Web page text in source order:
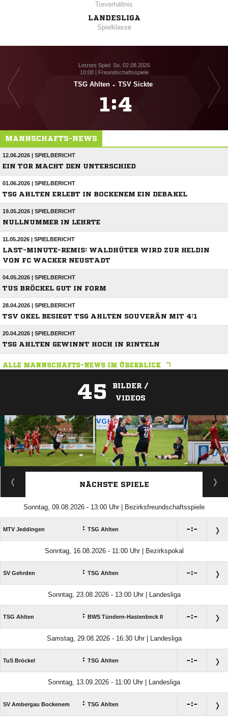
Torverhältnis
LANDESLIGA
Spielklasse
Letztes Spiel: So, 02.08.2026
10:00 | Freundschaftsspiele
TSG Ahlten - TSV Sickte
:
MANNSCHAFTS-NEWS
12.06.2026 | SPIELBERICHT
EIN TOR MACHT DEN UNTERSCHIED
01.06.2026 | SPIELBERICHT
TSG AHLTEN ERLEBT IN BOCKENEM EIN DEBAKEL
19.05.2026 | SPIELBERICHT
NULLNUMMER IN LEHRTE
11.05.2026 | SPIELBERICHT
LAST-MINUTE-REMIS: WALDHÜTER WIRD ZUR HELDIN
VON FC WACKER NEUSTADT
04.05.2026 | SPIELBERICHT
TUS BRÖCKEL GUT IN FORM
28.04.2026 | SPIELBERICHT
TSV OKEL BESIEGT TSG AHLTEN SOUVERÄN MIT 4:1
20.04.2026 | SPIELBERICHT
TSG AHLTEN GEWINNT HOCH IN RINTELN
ALLE MANNSCHAFTS-NEWS IM ÜBERBLICK
45
BILDER /
VIDEOS
ANZEIGE
NÄCHSTE SPIELE
Sonntag, 09.08.2026 - 13:00 Uhr | Bezirksfreundschaftsspiele
MTV Jeddingen : TSG Ahlten :
Sonntag, 16.08.2026 - 11:00 Uhr | Bezirkspokal
SV Gehrden : TSG Ahlten :
Sonntag, 23.08.2026 - 13:00 Uhr | Landesliga
TSG Ahlten : BWS Tündern-Hastenbeck II :
Samstag, 29.08.2026 - 16:30 Uhr | Landesliga
TuS Bröckel : TSG Ahlten :
Sonntag, 13.09.2026 - 11:00 Uhr | Landesliga
SV Ambergau Bockenem : TSG Ahlten :